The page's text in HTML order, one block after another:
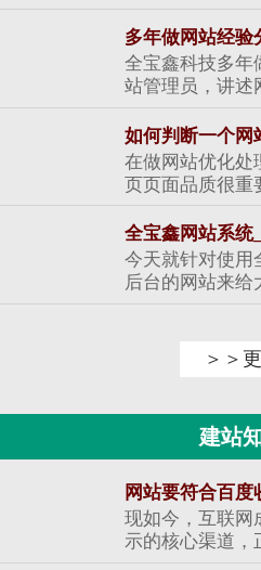
多年做网站经验
全宝鑫科技多年
站管理员，讲述
如何判断一个网
在做网站优化处
页页面品质很重
全宝鑫网站系统
今天就针对使用
后台的网站来给
＞＞
建站
网站要符合百度
现如今，互联网
示的核心渠道，